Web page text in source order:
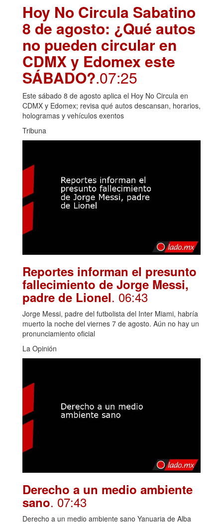
Hoy No Circula Sabatino
8 de agosto: ¿Qué autos
no pueden circular en
CDMX y Edomex este
SÁBADO?.07:25
Este sábado 8 de agosto aplica el Hoy No Circula en
CDMX y Edomex; revisa qué autos descansan, horarios,
hologramas y vehículos exentos
Tribuna
Reportes informan el presunto
fallecimiento de Jorge Messi,
padre de Lionel. 06:43
Jorge Messi, padre del futbolista del Inter Miami, habría
muerto la noche del viernes 7 de agosto. Aún no hay un
pronunciamiento oficial
La Opinión
Derecho a un medio ambiente
sano. 07:43
Derecho a un medio ambiente sano Yanuaria de Alba